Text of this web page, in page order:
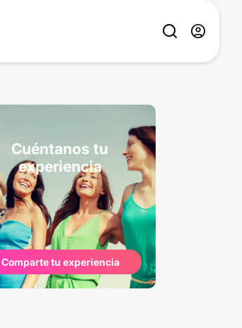
Cuéntanos tu
experiencia
Comparte tu experiencia